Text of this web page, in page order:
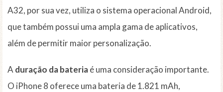
A32, por sua vez, utiliza o sistema operacional Android,
que também possui uma ampla gama de aplicativos,
além de permitir maior personalização.
A duração da bateriaé uma consideração importante.
O iPhone 8 oferece uma bateria de 1.821 mAh,